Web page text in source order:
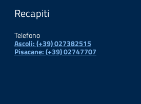
Recapiti
Telefono
Ascoli: (+39) 027382515
Pisacane: (+39) 02747707